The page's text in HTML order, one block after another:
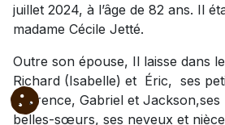
juillet 2024, à l’âge de 82 ans. Il
madame Cécile Jetté.
Outre son épouse, Il laisse dans
Richard (Isabelle) et Éric, ses
Laurence, Gabriel et
belles-sœurs, ses neveux et